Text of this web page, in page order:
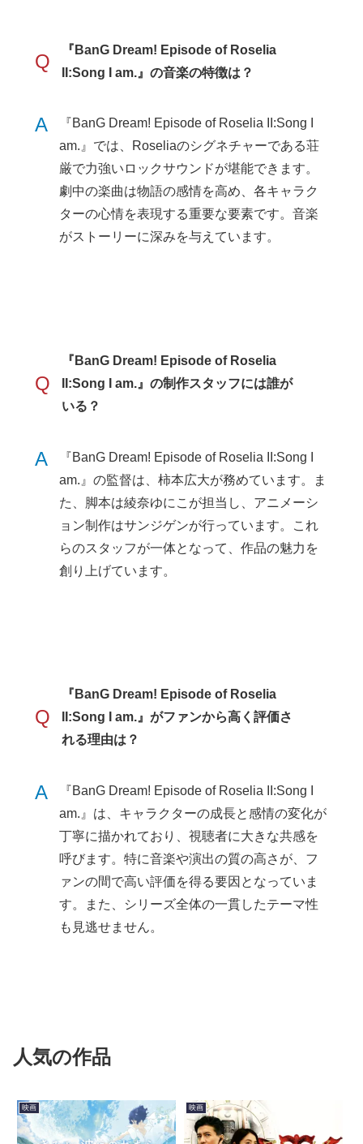
Q
『BanG Dream! Episode of Roselia
II:Song I am.』の音楽の特徴は？
A
『BanG Dream! Episode of Roselia II:Song I
am.』では、Roseliaのシグネチャーである荘
厳で力強いロックサウンドが堪能できます。
劇中の楽曲は物語の感情を高め、各キャラク
ターの心情を表現する重要な要素です。音楽
がストーリーに深みを与えています。
Q
『BanG Dream! Episode of Roselia
II:Song I am.』の制作スタッフには誰が
いる？
A
『BanG Dream! Episode of Roselia II:Song I
am.』の監督は、柿本広大が務めています。ま
た、脚本は綾奈ゆにこが担当し、アニメーシ
ョン制作はサンジゲンが行っています。これ
らのスタッフが一体となって、作品の魅力を
創り上げています。
Q
『BanG Dream! Episode of Roselia
II:Song I am.』がファンから高く評価さ
れる理由は？
A
『BanG Dream! Episode of Roselia II:Song I
am.』は、キャラクターの成長と感情の変化が
丁寧に描かれており、視聴者に大きな共感を
呼びます。特に音楽や演出の質の高さが、フ
ァンの間で高い評価を得る要因となっていま
す。また、シリーズ全体の一貫したテーマ性
も見逃せません。
人気の作品
映画 映画